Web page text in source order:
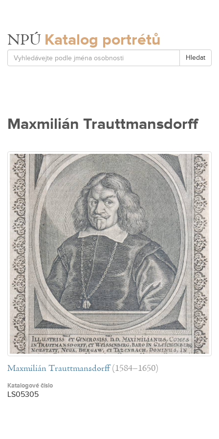
NPÚ Katalog portrétů
Hledat
Maxmilián Trauttmansdorff
Maxmilián Trauttmansdorff (1584–1650)
Katalogové číslo
LS05305